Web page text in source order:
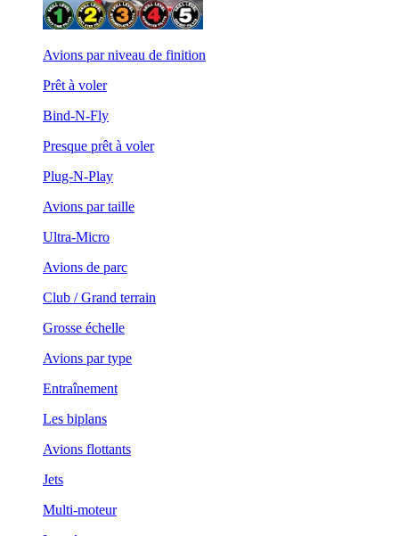
Avions par niveau de finition
Prêt à voler
Bind-N-Fly
Presque prêt à voler
Plug-N-Play
Avions par taille
Ultra-Micro
Avions de parc
Club / Grand terrain
Grosse échelle
Avions par type
Entraînement
Les biplans
Avions flottants
Jets
Multi-moteur